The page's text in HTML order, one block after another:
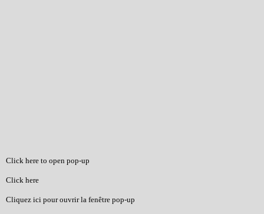
Click here to open pop-up
Click here
Cliquez ici pour ouvrir la fenêtre pop-up